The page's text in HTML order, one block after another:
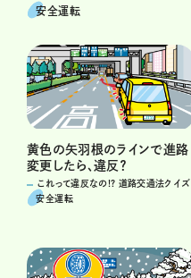
安全運転
黄色の矢羽根のラインで進路
変更したら、違反？
これって違反なの!? 道路交通法クイズ
安全運転